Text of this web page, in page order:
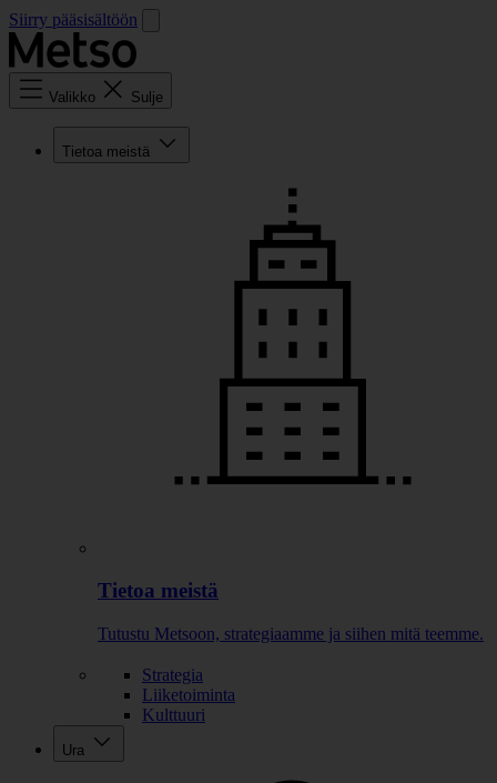
Siirry pääsisältöön
Valikko Sulje
Tietoa meistä
Tietoa meistä
Tutustu Metsoon, strategiaamme ja siihen mitä teemme.
Strategia
Liiketoiminta
Kulttuuri
Ura